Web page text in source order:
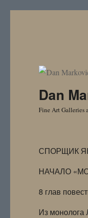
Dan
Fine Art Galleries
СПОРЩИК
НАЧАЛО
8 глав
Из монолога